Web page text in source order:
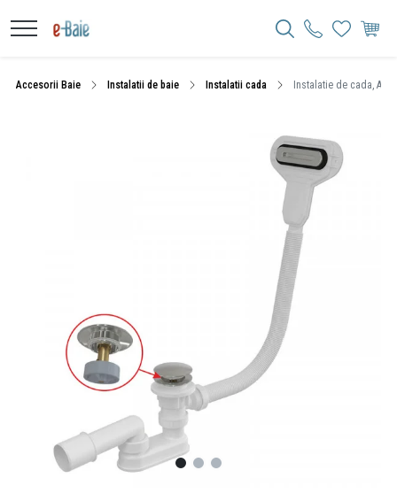
Accesorii Baie Instalatii de baie Instalatii cada Instalatie de cada,